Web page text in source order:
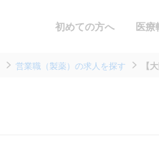
初めての方へ 医
営業職（製薬）の求人を探す 【